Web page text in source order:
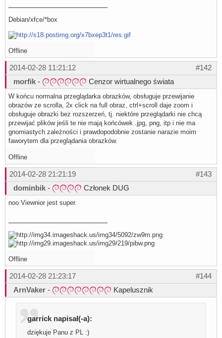
Debian/xfce/*box
Offline
#142
2014-02-28 11:21:12
morfik - Cenzor wirtualnego świata
W końcu normalna przeglądarka obrazków, obsługuje przewijanie
obrazów ze scrolla, 2x click na full obraz, ctrl+scroll daje zoom i
obsługuje obrazki bez rozszerzeń, tj. niektóre przeglądarki nie chcą
przewijać plików jeśli te nie mają końcówek .jpg, png, itp i nie ma
gnomiastych zależności i prawdopodobnie zostanie narazie moim
faworytem dla przeglądania obrazków.
Offline
#143
2014-02-28 21:21:19
dominbik - Członek DUG
noo Viewnior jest super.
Offline
#144
2014-02-28 21:23:17
ArnVaker - Kapelusznik
garrick napisał(-a):
dziękuje Panu z PL :)